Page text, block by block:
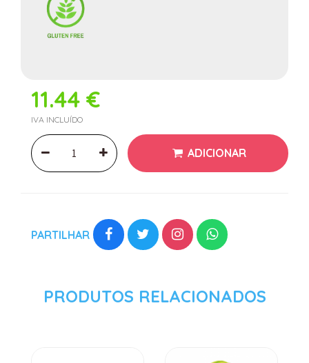
11.44 €
IVA INCLUÍDO
ADICIONAR
PARTILHAR
PRODUTOS RELACIONADOS